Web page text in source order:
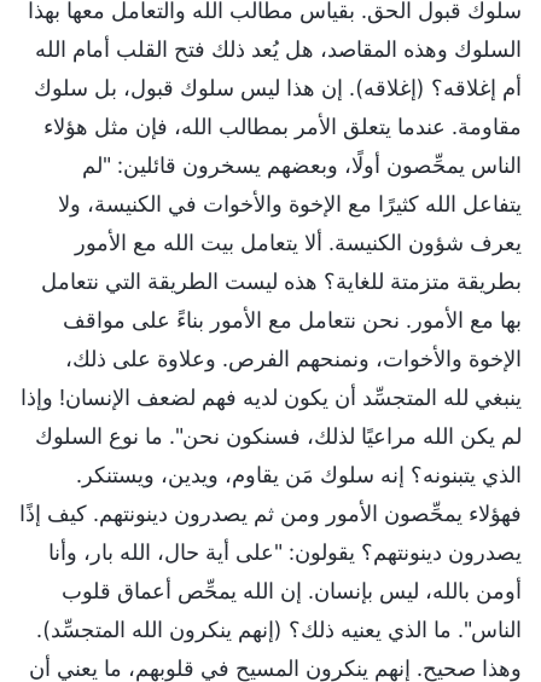
سلوك قبول الحق. بقياس مطالب الله والتعامل معها بهذا
السلوك وهذه المقاصد، هل يُعد ذلك فتح القلب أمام الله
أم إغلاقه؟ (إغلاقه). إن هذا ليس سلوك قبول، بل سلوك
مقاومة. عندما يتعلق الأمر بمطالب الله، فإن مثل هؤلاء
الناس يمحِّصون أولًا، وبعضهم يسخرون قائلين: "لم
يتفاعل الله كثيرًا مع الإخوة والأخوات في الكنيسة، ولا
يعرف شؤون الكنيسة. ألا يتعامل بيت الله مع الأمور
بطريقة متزمتة للغاية؟ هذه ليست الطريقة التي نتعامل
بها مع الأمور. نحن نتعامل مع الأمور بناءً على مواقف
الإخوة والأخوات، ونمنحهم الفرص. وعلاوة على ذلك،
ينبغي لله المتجسِّد أن يكون لديه فهم لضعف الإنسان! وإذا
لم يكن الله مراعيًا لذلك، فسنكون نحن". ما نوع السلوك
الذي يتبنونه؟ إنه سلوك مَن يقاوم، ويدين، ويستنكر.
فهؤلاء يمحِّصون الأمور ومن ثم يصدرون دينونتهم. كيف إذًا
يصدرون دينونتهم؟ يقولون: "على أية حال، الله بار، وأنا
أومن بالله، ليس بإنسان. إن الله يمحِّص أعماق قلوب
الناس". ما الذي يعنيه ذلك؟ (إنهم ينكرون الله المتجسِّد).
وهذا صحيح. إنهم ينكرون المسيح في قلوبهم، ما يعني أن